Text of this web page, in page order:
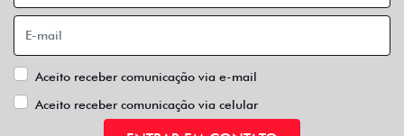
Aceito receber comunicação via e-mail
Aceito receber comunicação via celular